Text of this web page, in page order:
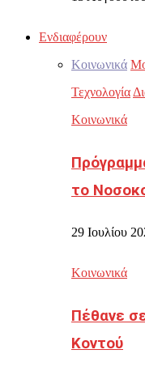
Ενδιαφέρουν
Κοινωνικά
Τεχνολογία
Κοινωνικά
το
29 Ιουλίου
Κοινωνικά
Πέθανε
Κοντού